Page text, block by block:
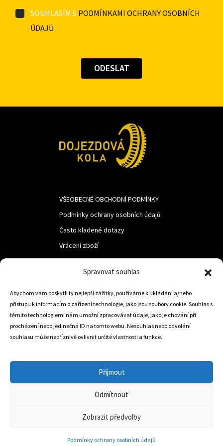
Spravovat souhlas
Abychom vám poskytli ty nejlepší zážitky, používáme k ukládání a/nebo
přístupu k informacím o zařízení technologie, jako jsou soubory cookie. Souhlas s
těmito technologiemi nám umožní zpracovávat údaje, jako je chování při
procházení nebo jedinečná ID na tomto webu. Nesouhlas nebo odvolání
souhlasu může nepříznivě ovlivnit určité vlastnosti a funkce.
Přijmout
Odmítnout
Zobrazit předvolby
Podmínky ochrany osobních údajů
SOUHLASÍM S PODMÍNKAMI OCHRANY OSOBNÍCH
ÚDAJŮ
VŠEOBECNÉ OBCHODNÍ PODMÍNKY
Podmínky ochrany osobních údajů
Často kladené dotazy
Vrácení zboží
LUF s.r.o.
Nám. M.R.Štefanika 518,
Trstená 02801
info@dojezdovakola.com